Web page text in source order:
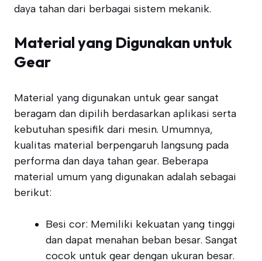
daya tahan dari berbagai sistem mekanik.
Material yang Digunakan untuk
Gear
Material yang digunakan untuk gear sangat
beragam dan dipilih berdasarkan aplikasi serta
kebutuhan spesifik dari mesin. Umumnya,
kualitas material berpengaruh langsung pada
performa dan daya tahan gear. Beberapa
material umum yang digunakan adalah sebagai
berikut:
Besi cor: Memiliki kekuatan yang tinggi
dan dapat menahan beban besar. Sangat
cocok untuk gear dengan ukuran besar.